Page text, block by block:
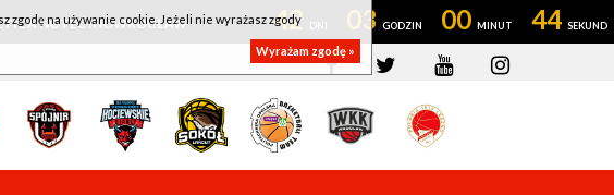
NOTEĆ INOWROCŁAW 42 03 00 44
zgodę na używanie cookie. Jeżeli nie wyrażasz zgody
Wyrażam zgodę »